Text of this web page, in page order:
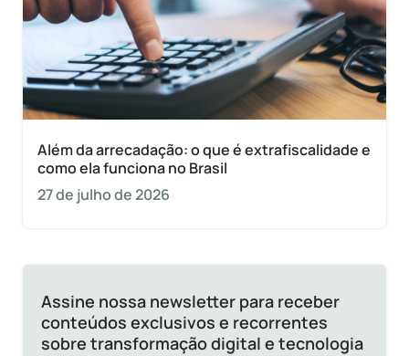
Além da arrecadação: o que é extrafiscalidade e
como ela funciona no Brasil
27 de julho de 2026
Assine nossa newsletter para receber
conteúdos exclusivos e recorrentes
sobre transformação digital e tecnologia